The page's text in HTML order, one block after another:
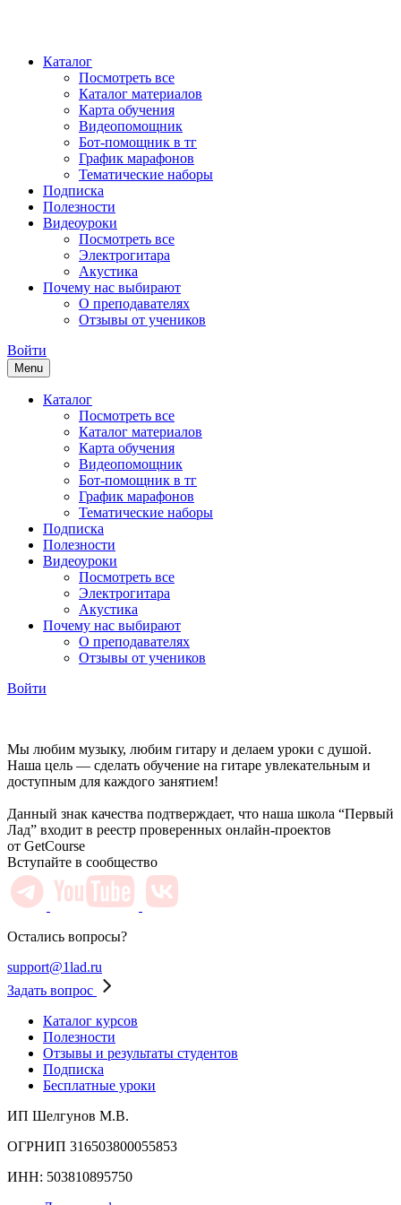
Каталог
Посмотреть все
Каталог материалов
Карта обучения
Видеопомощник
Бот-помощник в тг
График марафонов
Тематические наборы
Подписка
Полезности
Видеоуроки
Посмотреть все
Электрогитара
Акустика
Почему нас выбирают
О преподавателях
Отзывы от учеников
Войти
Menu
Каталог
Посмотреть все
Каталог материалов
Карта обучения
Видеопомощник
Бот-помощник в тг
График марафонов
Тематические наборы
Подписка
Полезности
Видеоуроки
Посмотреть все
Электрогитара
Акустика
Почему нас выбирают
О преподавателях
Отзывы от учеников
Войти
Мы любим музыку, любим гитару и делаем уроки с душой.
Наша цель — сделать обучение на гитаре увлекательным и
доступным для каждого занятием!
Данный знак качества подтверждает, что наша школа “Первый
Лад” входит в реестр проверенных онлайн-проектов
от GetCourse
Вступайте в сообщество
Остались вопросы?
support@1lad.ru
Задать вопрос
Каталог курсов
Полезности
Отзывы и результаты студентов
Подписка
Бесплатные уроки
ИП Шелгунов М.В.
ОГРНИП 316503800055853
ИНН: 503810895750